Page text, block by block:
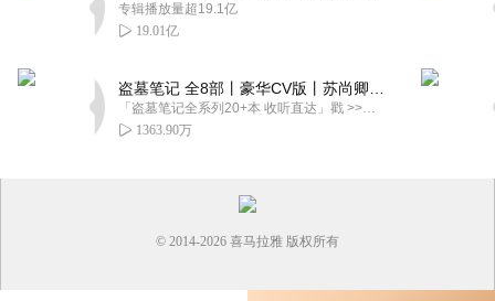
专辑播放量超19.1亿
19.01亿
「盗墓笔记全系列20+本 收听直达」戳 >>改编自南派三叔同名作品，腾讯音乐娱乐集团出品，冠声文化制作，...
1363.90万
© 2014-2026 喜马拉雅 版权所有